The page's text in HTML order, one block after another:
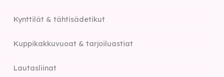
Kynttilät & tähtisädetikut
Kuppikakkuvuoat & tarjoiluastiat
Lautasliinat